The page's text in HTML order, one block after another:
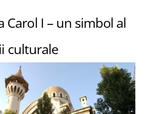
Carol I – un simbol al
culturale